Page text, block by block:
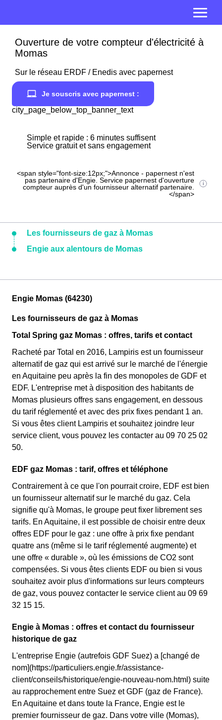
Ouverture de votre compteur d'électricité à
Momas
Sur le réseau ERDF / Enedis avec papernest
Je souscris avec papernest :
city_page_below_top_banner_text
Simple et rapide : 6 minutes suffisent
Service gratuit et sans engagement
<span style="font-size:12px;">Annonce - papernest n'est
pas partenaire d'Engie. Service papernest d'ouverture
compteur auprès d'un fournisseur alternatif partenaire.
</span>
Les fournisseurs de gaz à Momas
Engie aux alentours de Momas
Engie Momas (64230)
Les fournisseurs de gaz à Momas
Total Spring gaz Momas : offres, tarifs et contact
Racheté par Total en 2016, Lampiris est un fournisseur
alternatif de gaz qui est arrivé sur le marché de l'énergie
en Aquitaine peu après la fin des monopoles de GDF et
EDF. L'entreprise met à disposition des habitants de
Momas plusieurs offres sans engagement, en dessous
du tarif réglementé et avec des prix fixes pendant 1 an.
Si vous êtes client Lampiris et souhaitez joindre leur
service client, vous pouvez les contacter au 09 70 25 02
50.
EDF gaz Momas : tarif, offres et téléphone
Contrairement à ce que l'on pourrait croire, EDF est bien
un fournisseur alternatif sur le marché du gaz. Cela
signifie qu'à Momas, le groupe peut fixer librement ses
tarifs. En Aquitaine, il est possible de choisir entre deux
offres EDF pour le gaz : une offre à prix fixe pendant
quatre ans (même si le tarif réglementé augmente) et
une offre « durable », où les émissions de CO2 sont
compensées. Si vous êtes clients EDF ou bien si vous
souhaitez avoir plus d'informations sur leurs compteurs
de gaz, vous pouvez contacter le service client au 09 69
32 15 15.
Engie à Momas : offres et contact du fournisseur
historique de gaz
L'entreprise Engie (autrefois GDF Suez) a [changé de
nom](https://particuliers.engie.fr/assistance-
client/conseils/historique/engie-nouveau-nom.html) suite
au rapprochement entre Suez et GDF (gaz de France).
En Aquitaine et dans toute la France, Engie est le
premier fournisseur de gaz. Dans votre ville (Momas),